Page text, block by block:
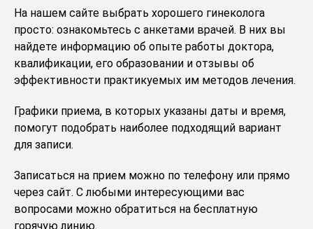
На нашем сайте выбрать хорошего гинеколога
просто: ознакомьтесь с анкетами врачей. В них вы
найдете информацию об опыте работы доктора,
квалификации, его образовании и отзывы об
эффективности практикуемых им методов лечения.
Графики приема, в которых указаны даты и время,
помогут подобрать наиболее подходящий вариант
для записи.
Записаться на прием можно по телефону или прямо
через сайт. С любыми интересующими вас
вопросами можно обратиться на бесплатную
горячую линию.